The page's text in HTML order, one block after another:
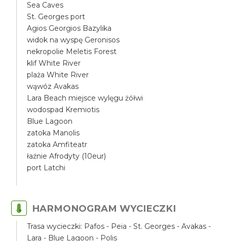
Sea Caves
St. Georges port
Agios Georgios Bazylika
widok na wyspę Geronisos
nekropolie Meletis Forest
klif White River
plaża White River
wąwóz Avakas
Lara Beach miejsce wylęgu żółwi
wodospad Kremiotis
Blue Lagoon
zatoka Manolis
zatoka Amfiteatr
łaźnie Afrodyty (10eur)
port Latchi
HARMONOGRAM WYCIECZKI
Trasa wycieczki: Pafos - Peia - St. Georges - Avakas -
Lara - Blue Lagoon - Polis